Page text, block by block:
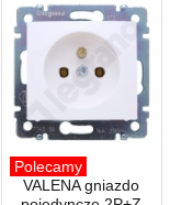
Polecamy
VALENA gniazdo